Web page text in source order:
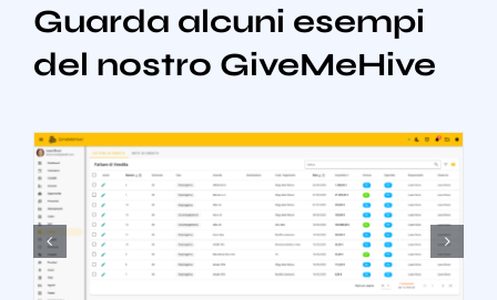
Guarda alcuni esempi
del nostro GiveMeHive